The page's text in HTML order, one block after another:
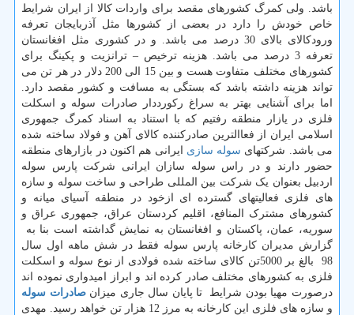
باشد. ولی کمرگ کشورهای مقصد برای واردات کالا از ایران شرایط
خاص خودش را دارد در بعضی از کشورها مثل آذربایجان تعرفه
ورودکالای بالای 30 درصد می باشد. و در کشوری مثل افغانستان
تعرفه 3 درصد می باشد. هزینه ترخیص – ترانزیت و پکینگ برای
کشورهای مختلف متفاوت هست و بین 15 الی 200 دلار در هر تن می
تواند هزینه داشته باشد که بستگی به مسافت و کشور مقصد دارد.
اما برای آشنایی بهتر به سراغ رکورددار صادرات سوله و اسکلت
فلزی در یازار منطقه رفتیم که با استناد به اسناد کمرگ جمهوری
اسلامی ایران از فعاالترین صادرکننده کالای آهن و فولاد ساخته شده
می باشد. شرکتهای سوله سازی ایرانی هم اکنون در بازارهای منطقه
حضور دارند و در راس سوله سازان ایرانی شرکت پارس سوله
اردبیل بعنوان یک شرکت بین المللی طراحی و ساخت سوله و سازه
های فلزی فعالیتهای گسترده ای ازخود در منطقه آسیای میانه و
کشورهای مشترک المنافع، اقلیم کردستان عراق، جمهوری عراق و
سوریه، عمان، پاکستان و افغانستان به نمایش گداشته است بنا به
گزارش مدیران کارخانه پارس سوله فقط در شش ماهه اول سال
98 بالغ بر 5000تن کالای ساخته شده فولادی از نوع سوله و اسکلت
فلزی به کشورهای مختلف صادر کرده اند و ابراز امیدواری نموده اند
درصورت مهیا بودن شرایط تا پایان سال جاری میزانصادرات سوله
و سازه های فلزی این کارخانه به مرز 12 هزار تن خواهد رسید. مهدی